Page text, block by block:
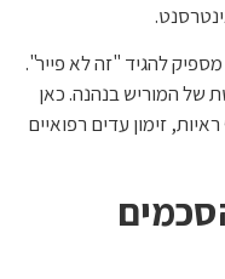
להגיד "זה לא פייר".
של המוריש בנהנה. כאן
זימון עדים רפואיים